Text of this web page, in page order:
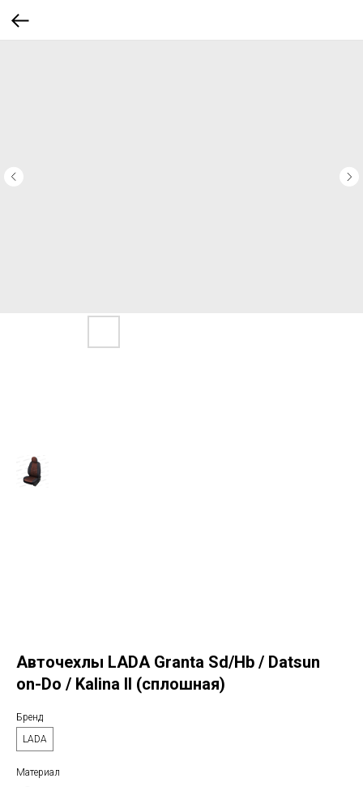
Авточехлы LADA Granta Sd/Hb / Datsun
on-Do / Kalina II (сплошная)
Бренд
LADA
Материал